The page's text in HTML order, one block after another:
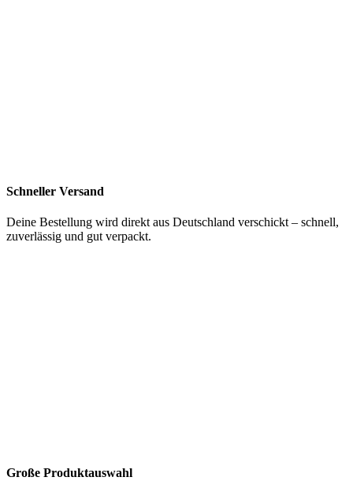
Schneller Versand
Deine Bestellung wird direkt aus Deutschland verschickt – schnell,
zuverlässig und gut verpackt.
Große Produktauswahl